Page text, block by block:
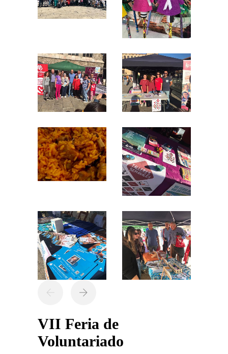
VII Feria de
Voluntariado